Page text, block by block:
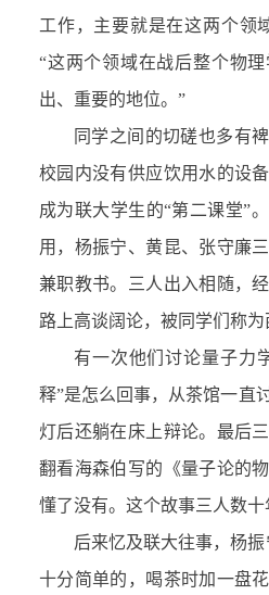
工作，主要就是在这两个领
“这两个领域在战后整个物
出、重要的地位。”
同学之间的切磋也多有
校园内没有供应饮用水的设
成为联大学生的“第二课堂”
用，杨振宁、黄昆、张守廉
兼职教书。三人出入相随，
路上高谈阔论，被同学们称为
有一次他们讨论量子力
释”是怎么回事，从茶馆一直
灯后还躺在床上辩论。最后
翻看海森伯写的《量子论的
懂了没有。这个故事三人数十
后来忆及联大往事，杨
十分简单的，喝茶时加一盘